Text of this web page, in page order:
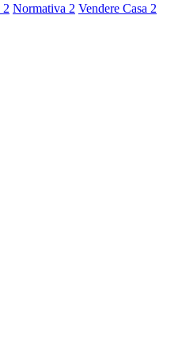
2 Normativa 2 Vendere Casa 2